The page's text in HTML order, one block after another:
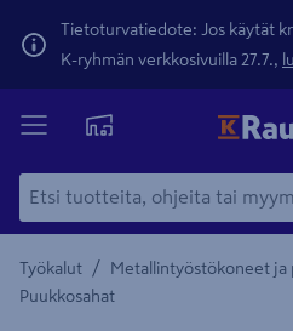
Tietoturvatiedote: Jos käytät
K-ryhmän verkkosivuilla 27.7.,
Työkalut / Metallintyöstökoneet
Puukkosahat